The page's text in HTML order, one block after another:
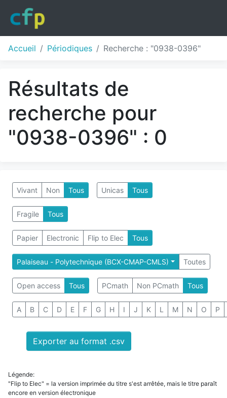
Accueil Périodiques Recherche : "0938-0396"
Résultats de
recherche pour
"0938-0396" : 0
Vivant Non Tous Unicas Tous
Fragile Tous
Papier Electronic Flip to Elec Tous
Palaiseau - Polytechnique (BCX-CMAP-CMLS) Toutes
Open access Tous PCmath Non PCmath Tous
A B C D E F G H I J K L M N O P
Exporter au format .csv
Légende:
"Flip to Elec" = la version imprimée du titre s'est arrêtée, mais le titre paraît
encore en version électronique